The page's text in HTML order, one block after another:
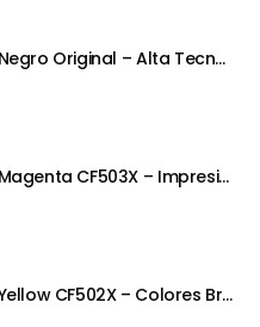
Tóner HP 230X Negro Original – Alta Tecnología, Máximo Rendimiento
Tóner HP 202X Magenta CF503X – Impresión con Color y Precisión Profesional
Tóner HP 202X Yellow CF502X – Colores Brillantes, Calidad Profesional